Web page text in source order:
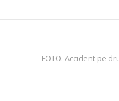
FOTO. Accident pe